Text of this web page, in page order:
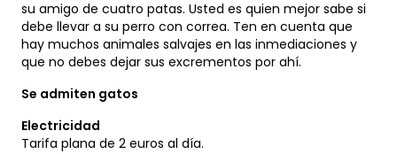
su amigo de cuatro patas. Usted es quien mejor sabe si
debe llevar a su perro con correa. Ten en cuenta que
hay muchos animales salvajes en las inmediaciones y
que no debes dejar sus excrementos por ahí.
Se admiten gatos
Electricidad
Tarifa plana de 2 euros al día.